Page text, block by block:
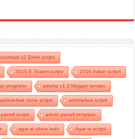
v3 Şirket scripti
2015 E Ticaret scripti 2016 haber scripti
programı adamz v1.3 blogger teması
addmefast clone scripti addmefast scripti
paneli scripti admin paneli template
agar io clone indir Agar io scripti